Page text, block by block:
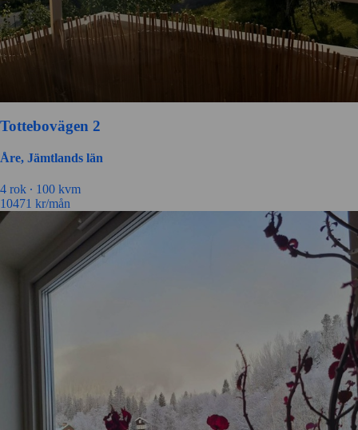
Tottebovägen 2
Åre, Jämtlands län
4 rok ∙ 100 kvm
10471 kr/mån